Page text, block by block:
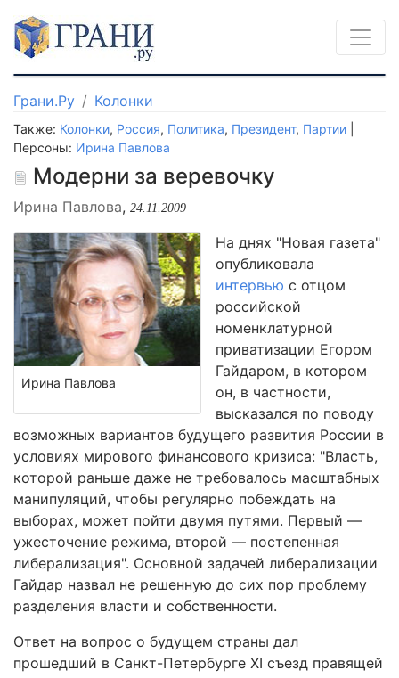
Грани.Ру Колонки
Также: Колонки, Россия, Политика, Президент, Партии
Персоны: Ирина Павлова
Модерни за веревочку
Ирина Павлова, 24.11.2009
Ирина Павлова
На днях "Новая газета"
опубликовала
интервью с отцом
российской
номенклатурной
приватизации Егором
Гайдаром, в котором
он, в частности,
высказался по поводу
возможных вариантов будущего развития России в
условиях мирового финансового кризиса: "Власть,
которой раньше даже не требовалось масштабных
манипуляций, чтобы регулярно побеждать на
выборах, может пойти двумя путями. Первый —
ужесточение режима, второй — постепенная
либерализация". Основной задачей либерализации
Гайдар назвал не решенную до сих пор проблему
разделения власти и собственности.
Ответ на вопрос о будущем страны дал
прошедший в Санкт-Петербурге XI съезд правящей